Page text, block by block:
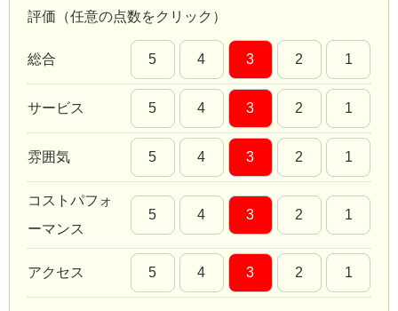
評価（任意の点数をクリック）
総合 5 4 3 2 1
サービス 5 4 3 2 1
雰囲気 5 4 3 2 1
コストパフォ
ーマンス
5 4 3 2 1
アクセス 5 4 3 2 1